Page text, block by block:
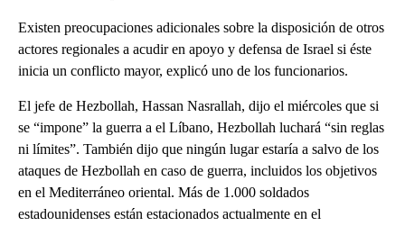
Existen preocupaciones adicionales sobre la disposición de otros
actores regionales a acudir en apoyo y defensa de Israel si éste
inicia un conflicto mayor, explicó uno de los funcionarios.
El jefe de Hezbollah, Hassan Nasrallah, dijo el miércoles que si
se “impone” la guerra a el Líbano, Hezbollah luchará “sin reglas
ni límites”. También dijo que ningún lugar estaría a salvo de los
ataques de Hezbollah en caso de guerra, incluidos los objetivos
en el Mediterráneo oriental. Más de 1.000 soldados
estadounidenses están estacionados actualmente en el